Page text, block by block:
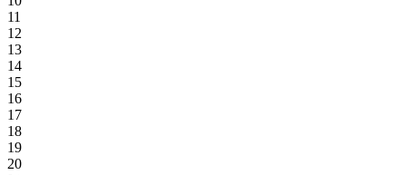
11
12
13
14
15
16
17
18
19
20